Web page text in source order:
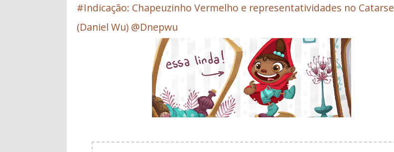
#Indicação: Chapeuzinho Vermelho e representatividades no Catarse
(Daniel Wu) @Dnepwu